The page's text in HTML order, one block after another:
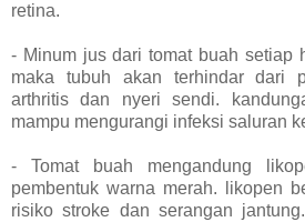
retina.
- Minum jus dari tomat buah setiap
maka tubuh akan terhindar dari
arthritis dan nyeri sendi.
mampu mengurangi infeksi saluran
- Tomat buah mengandung
pembentuk warna merah. likopen
risiko stroke dan serangan